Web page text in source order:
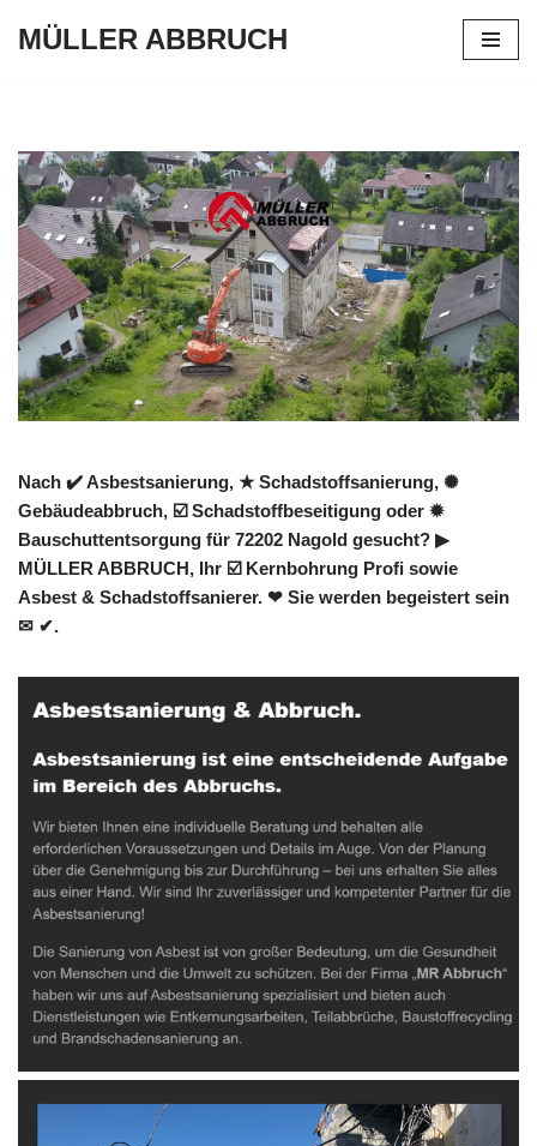
MÜLLER ABBRUCH
Nach ✔️ Asbestsanierung, ★ Schadstoffsanierung, ✺
Gebäudeabbruch, ☑️ Schadstoffbeseitigung oder ✹
Bauschuttentsorgung für 72202 Nagold gesucht? ▶︎
MÜLLER ABBRUCH, Ihr ☑️ Kernbohrung Profi sowie
Asbest & Schadstoffsanierer. ❤ Sie werden begeistert sein
✉ ✔.